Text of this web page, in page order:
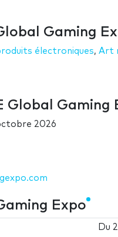
Gaming
électroniques, Art
Global Gaming
2026
Expo
Du